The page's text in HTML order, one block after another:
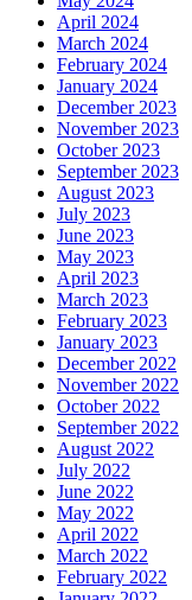
April 2024
March 2024
February 2024
January 2024
December 2023
November 2023
October 2023
September 2023
August 2023
July 2023
June 2023
May 2023
April 2023
March 2023
February 2023
January 2023
December 2022
November 2022
October 2022
September 2022
August 2022
July 2022
June 2022
May 2022
April 2022
March 2022
February 2022